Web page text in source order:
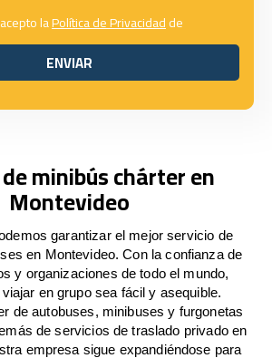
laPolítica de Privacidadde
ENVIAR
ENVIAR
minibús chárter en
Montevideo
garantizar el mejor servicio de
en Montevideo. Con la confianza de
y organizaciones de todo el mundo,
en grupo sea fácil y asequible.
de autobuses, minibuses y furgonetas
de servicios de traslado privado en
empresa sigue expandiéndose para